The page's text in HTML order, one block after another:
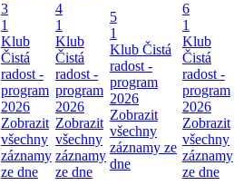
3
1
Klub
Čistá
radost -
program
2026
Zobrazit
všechny
záznamy
ze dne
4
1
Klub
Čistá
radost -
program
2026
Zobrazit
všechny
záznamy
ze dne
5
1
Klub Čistá
radost -
program
2026
Zobrazit
všechny
záznamy ze
dne
6
1
Klub
Čistá
radost -
program
2026
Zobrazit
všechny
záznamy
ze dne